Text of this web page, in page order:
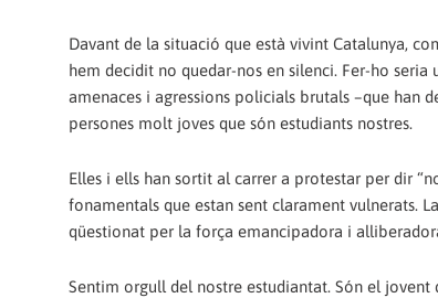
Davant de la situació que està vivint Catalunya,
hem decidit no quedar-nos en silenci. Fer-ho
amenaces i agressions policials brutals –que han
persones molt joves que són estudiants nostres.
Elles i ells han sortit al carrer a protestar per dir
fonamentals que estan sent clarament vulnerats.
qüestionat per la força emancipadora i
Sentim orgull del nostre estudiantat. Són el jovent